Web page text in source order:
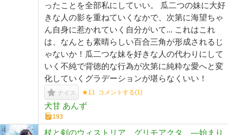
ったことを全部私にしていい。 瓜二つの妹に大好
きな人の影を重ねていくなかで、次第に海望ちゃ
ん自身に惹かれていく自分がいて... これはこれ
は、なんとも素晴らしい百合三角が形成されるじ
ゃないか！瓜二つな妹を好きな人の代わりにして
いく不純で背徳的な行為が次第に純粋な愛へと変
化していくグラデーションが堪らなくいい！
ナイス ★11 コメントする(1)
犬甘 あんず
193
杖と剣のウィストリア グリモアクタ ―始まり